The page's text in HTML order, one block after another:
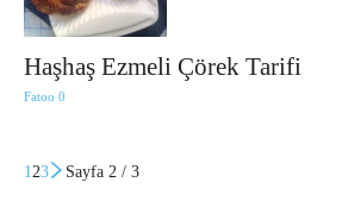
Haşhaş Ezmeli Çörek Tarifi
Fatoo 0
123 Sayfa 2 / 3